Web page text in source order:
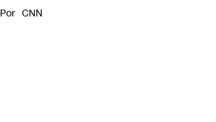
Servicios
Por CNN